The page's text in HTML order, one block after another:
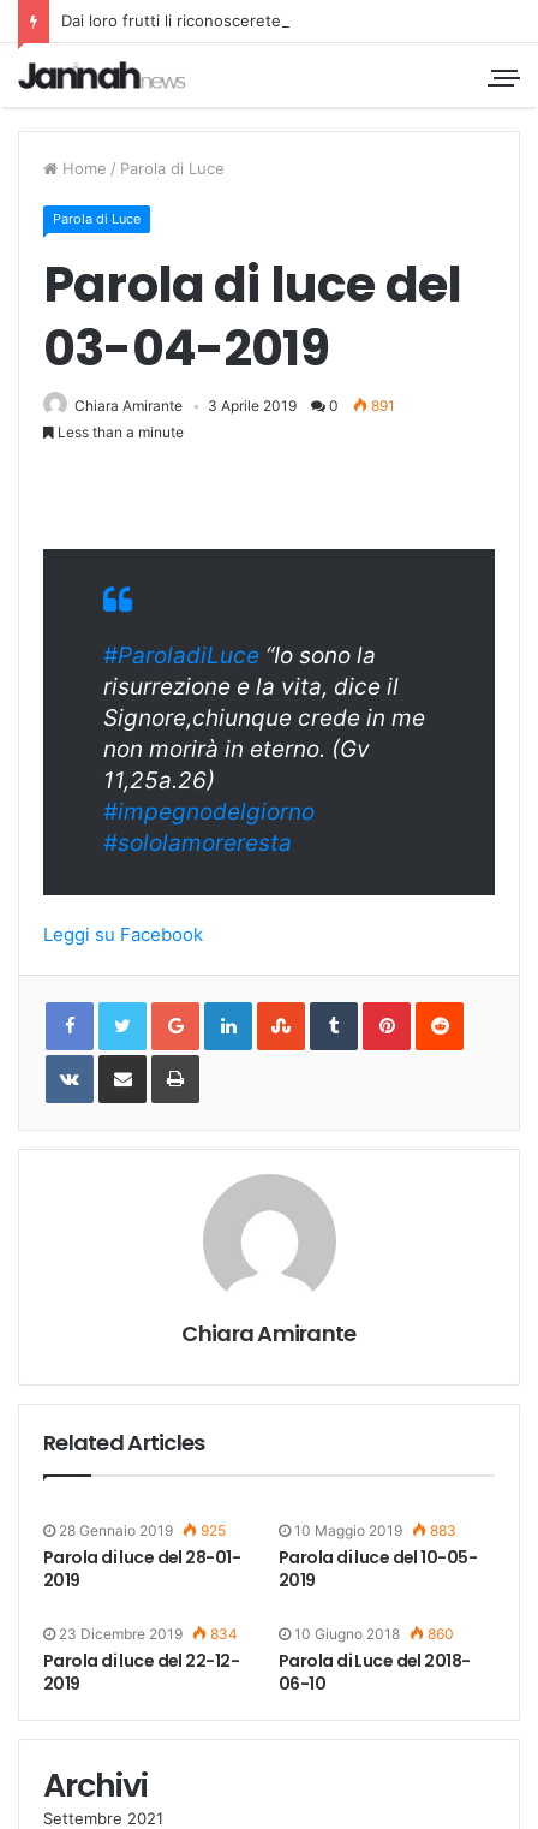
Dai loro frutti li riconoscerete
Home / Parola di Luce
Parola di Luce
Parola di luce del
03-04-2019
Chiara Amirante 3 Aprile 2019 0
891
Less than a minute
#ParoladiLuce “Io sono la
risurrezione e la vita, dice il
Signore,chiunque crede in me
non morirà in eterno. (Gv
11,25a.26)
#impegnodelgiorno
#sololamoreresta
Leggi su Facebook
Google+LinkedInStumbleUpon
TumblrPinterestReddit
VKontakteShare
Email
Print
Chiara Amirante
Related Articles
28 Gennaio 2019 925
Parola di luce del 28-01-
2019
10 Maggio 2019 883
Parola di luce del 10-05-
2019
23 Dicembre 2019 834
Parola di luce del 22-12-
2019
10 Giugno 2018 860
Parola di Luce del 2018-
06-10
Archivi
Settembre 2021